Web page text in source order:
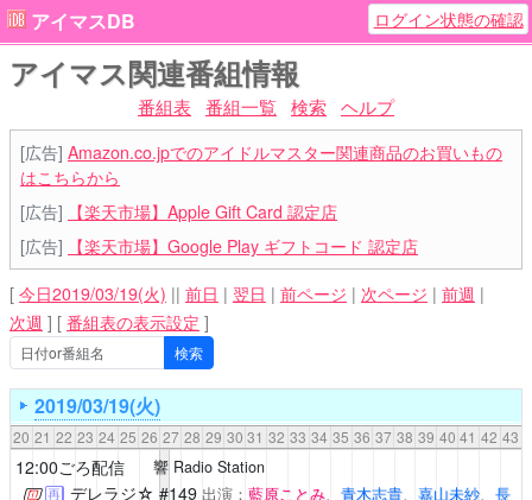
アイマスDB ログイン状態の確認
アイマス関連番組情報
番組表 番組一覧 検索 ヘルプ
[広告] Amazon.co.jpでのアイドルマスター関連商品のお買いもの
はこちらから
[広告]
【楽天市場】Apple Gift Card 認定店
[広告]
【楽天市場】Google Play ギフトコード 認定店
[ 今日2019/03/19(火) || 前日 | 翌日 | 前ページ | 次ページ | 前週 |
次週 ] [ 番組表の表示設定 ]
2019/03/19(火)
20 21 22 23 24 25 26 27 28 29 30 31 32 33 34 35 36 37 38 39 40 41 42 43
12:00ごろ配信 響 Radio Station
再 デレラジ☆ #149 出演： 藍原ことみ、 青木志貴、 嘉山未紗、 長